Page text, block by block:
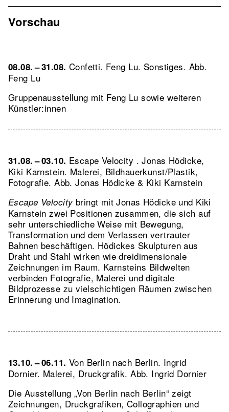
Vorschau
08.08. – 31.08. Confetti. Feng Lu. Sonstiges. Abb.
Feng Lu
Gruppenausstellung mit Feng Lu sowie weiteren
Künstler:innen
31.08. – 03.10. Escape Velocity . Jonas Hödicke,
Kiki Karnstein. Malerei, Bildhauerkunst/Plastik,
Fotografie.Abb. Jonas Hödicke & Kiki Karnstein
Escape Velocity bringt mit Jonas Hödicke und Kiki
Karnstein zwei Positionen zusammen, die sich auf
sehr unterschiedliche Weise mit Bewegung,
Transformation und dem Verlassen vertrauter
Bahnen beschäftigen. Hödickes Skulpturen aus
Draht und Stahl wirken wie dreidimensionale
Zeichnungen im Raum. Karnsteins Bildwelten
verbinden Fotografie, Malerei und digitale
Bildprozesse zu vielschichtigen Räumen zwischen
Erinnerung und Imagination.
13.10. – 06.11. Von Berlin nach Berlin. Ingrid
Dornier. Malerei, Druckgrafik.Abb. Ingrid Dornier
Die Ausstellung „Von Berlin nach Berlin“ zeigt
Zeichnungen, Druckgrafiken, Collographien und